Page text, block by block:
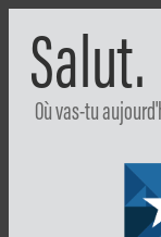
Salut.
Où vas-tu